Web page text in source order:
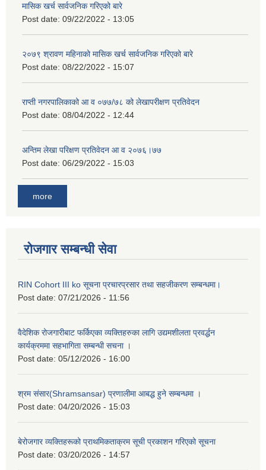
मासिक खर्च सार्वजनिक गरिएको बारे
Post date: 09/22/2022 - 13:05
२०७९ श्रावण महिनाको मासिक खर्च सार्वजनिक गरिएको बारे
Post date: 08/22/2022 - 15:07
राप्ती नगरपालिकाको आ व ०७७/७८ को लेखापरीक्षण प्रतिवेदन
Post date: 08/04/2022 - 12:44
अन्तिम लेखा परिक्षण प्रतिवेदन आ व २०७६।७७
Post date: 06/29/2022 - 15:03
more
रोजगार सम्बन्धी सेवा
RIN Cohort III ko सूचना प्रचारप्रसार तथा सहजीकरण सम्बन्धमा।
Post date: 07/21/2026 - 11:56
वैदेशिक रोजगारीबाट फर्किएका व्यक्तिहरुका लागि उद्यमशीलता प्रवर्द्धन
कार्यक्रममा सहभागिता सम्बन्धी सचना ।
Post date: 05/12/2026 - 16:00
श्रम संसार(Shramsansar) प्रणालीमा आबद्ध हुने सम्बन्धमा ।
Post date: 04/20/2026 - 15:03
बेरोजगार व्यक्तिहरूको प्राथमिकताक्रम सूची प्रकाशन गरिएको सूचना
Post date: 03/20/2026 - 14:57